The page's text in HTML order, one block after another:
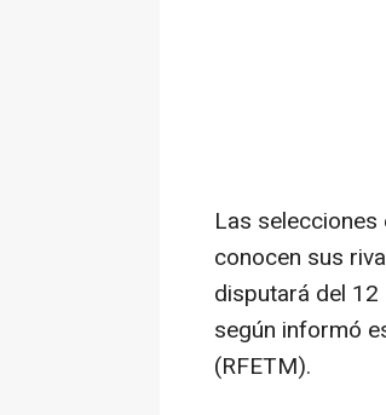
Las
conocen sus
disputará del
según informó
(RFETM).